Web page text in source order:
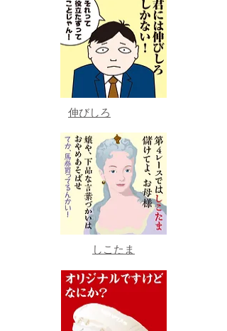
伸びしろ
しこたま